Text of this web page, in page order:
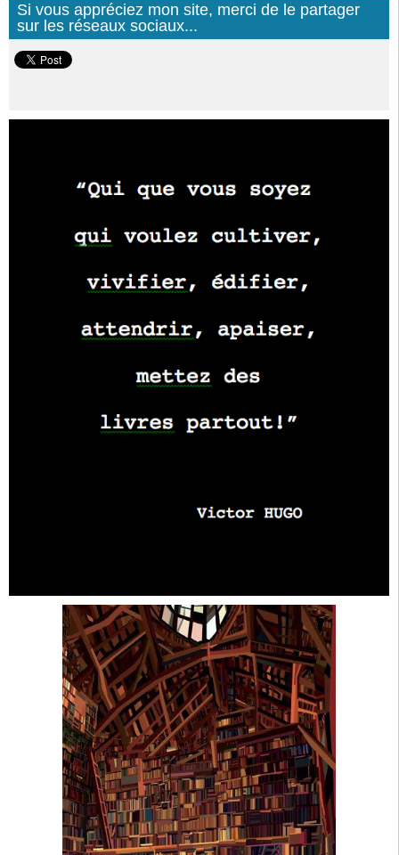
Si vous appréciez mon site, merci de le partager
sur les réseaux sociaux...